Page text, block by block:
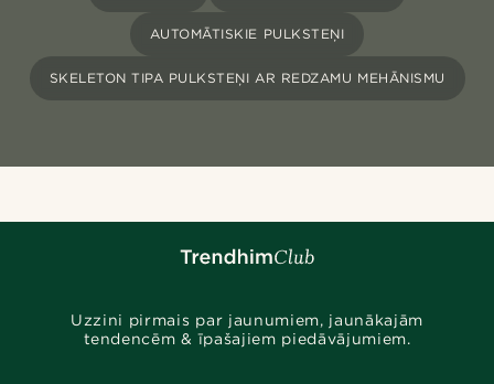
AUTOMĀTISKIE PULKSTEŅI
SKELETON TIPA PULKSTEŅI AR REDZAMU MEHĀNISMU
Uzzini pirmais par jaunumiem, jaunākajām
tendencēm & īpašajiem piedāvājumiem.